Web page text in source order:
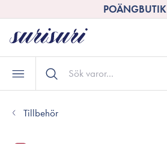
POÄNGBUTIK
Tillbehör